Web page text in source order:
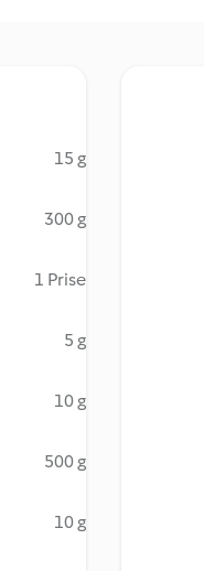
15 g
300 g
1 Prise
5 g
10 g
500 g
10 g